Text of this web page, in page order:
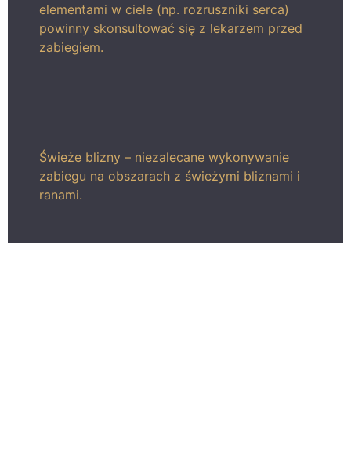
elementami w ciele (np. rozruszniki serca)
powinny skonsultować się z lekarzem przed
zabiegiem.
Świeże blizny – niezalecane wykonywanie
zabiegu na obszarach z świeżymi bliznami i
ranami.